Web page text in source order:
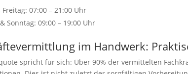
Freitag: 07:00 – 21:00 Uhr
Sonntag: 09:00 – 19:00 Uhr
im Handwerk:
spricht für sich: Über 90% der vermittelten